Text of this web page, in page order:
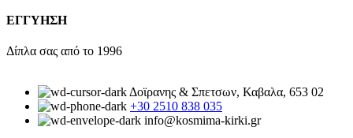
ΕΓΓΥΗΣΗ
Δίπλα σας από το 1996
Δοϊρανης & Σπετσων, Καβαλα, 653 02
+30 2510 838 035
info@kosmima-kirki.gr